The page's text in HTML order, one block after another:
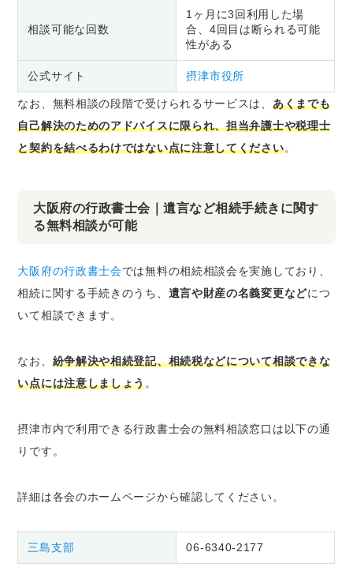
相談可能な回数
1ヶ月に3回利用した場
合、4回目は断られる可能
性がある
公式サイト 摂津市役所
なお、無料相談の段階で受けられるサービスは、 あくまでも
自己解決のためのアドバイスに限られ、担当弁護士や税理士
と契約を結べるわけではない点に注意してください。
大阪府の行政書士会｜遺言など相続手続きに関す
る無料相談が可能
大阪府の行政書士会では無料の相続相談会を実施しており、
相続に関する手続きのうち、 遺言や財産の名義変更などにつ
いて相談できます。
なお、 紛争解決や相続登記、相続税などについて相談できな
い点には注意しましょう。
摂津市内で利用できる行政書士会の無料相談窓口は以下の通
りです。
詳細は各会のホームページから確認してください。
三島支部 06-6340-2177